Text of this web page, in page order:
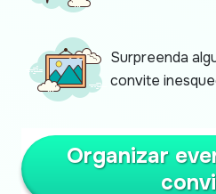
Surpreenda
convite
Organizar